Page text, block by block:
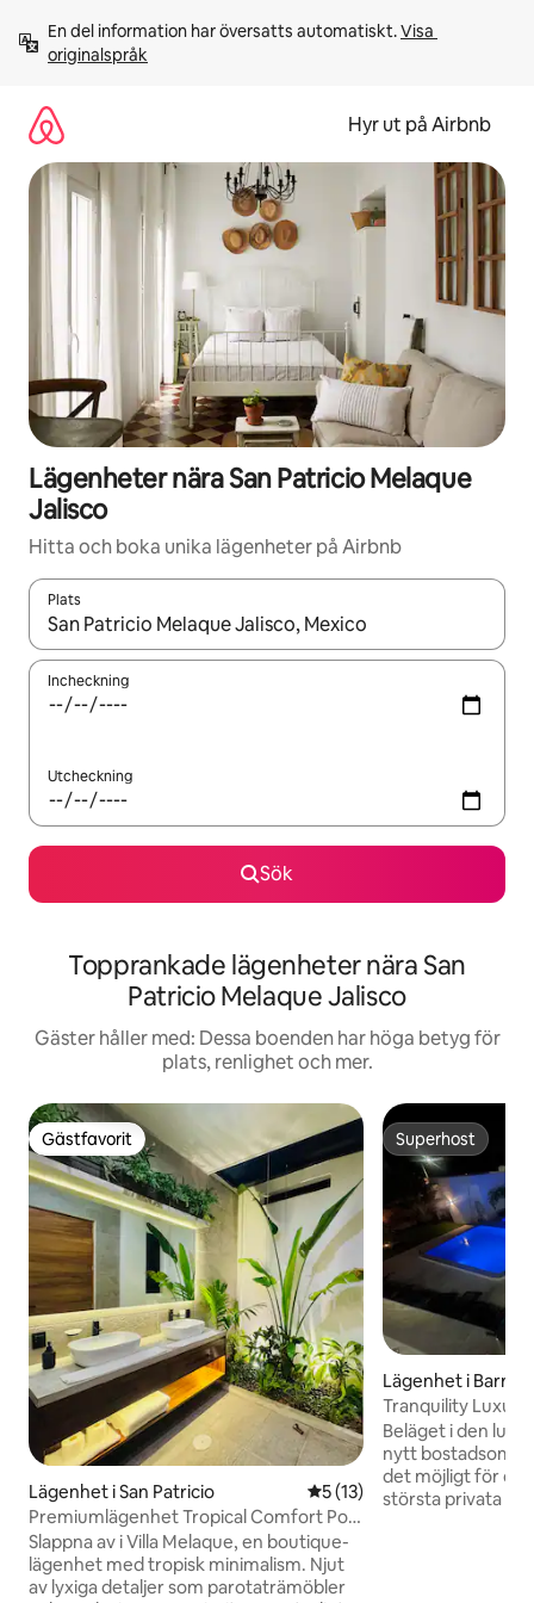
innehåll
En del information har översatts automatiskt. Visa
originalspråk
Hyr ut på Airbnb
Lägenheter nära San Patricio Melaque
Jalisco
Hitta och boka unika lägenheter på Airbnb
Plats
När resultaten är tillgängliga kan du navigera med upp- och
Incheckning
Utcheckning
Sök
Topprankade lägenheter nära San
Patricio Melaque Jalisco
Gäster håller med: Dessa boenden har höga betyg för
plats, renlighet och mer.
Gästfavorit
Gästfavorit
Lägenhet i San Patricio 5 av 5 i genomsnittligt
5 (13)
Premiumlägenhet Tropical Comfort Pool
2BR AC Wifi # 1
Slappna av i Villa Melaque, en boutique-
lägenhet med tropisk minimalism. Njut
av lyxiga detaljer som parotaträmöbler
Superhost
Superhost
Lägenhet i Barra
Tranquility Luxury
Beläget i den
nytt
det möjligt för dig
största privata